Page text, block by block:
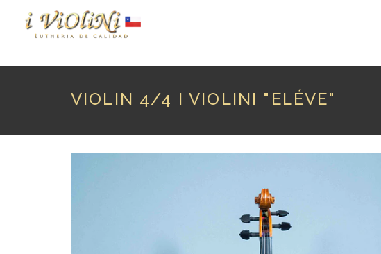
VIOLIN 4/4 I VIOLINI "ELÉVE"